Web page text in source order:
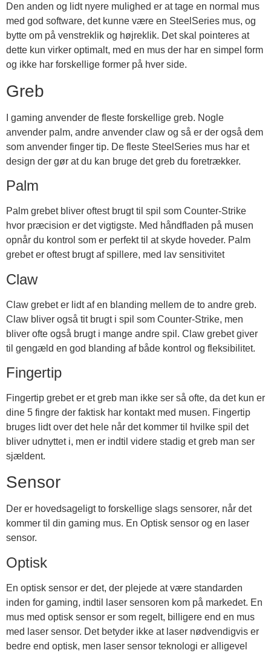
Den anden og lidt nyere mulighed er at tage en normal mus
med god software, det kunne være en SteelSeries mus, og
bytte om på venstreklik og højreklik. Det skal pointeres at
dette kun virker optimalt, med en mus der har en simpel form
og ikke har forskellige former på hver side.
Greb
I gaming anvender de fleste forskellige greb. Nogle
anvender palm, andre anvender claw og så er der også dem
som anvender finger tip. De fleste SteelSeries mus har et
design der gør at du kan bruge det greb du foretrækker.
Palm
Palm grebet bliver oftest brugt til spil som Counter-Strike
hvor præcision er det vigtigste. Med håndfladen på musen
opnår du kontrol som er perfekt til at skyde hoveder. Palm
grebet er oftest brugt af spillere, med lav sensitivitet
Claw
Claw grebet er lidt af en blanding mellem de to andre greb.
Claw bliver også tit brugt i spil som Counter-Strike, men
bliver ofte også brugt i mange andre spil. Claw grebet giver
til gengæld en god blanding af både kontrol og fleksibilitet.
Fingertip
Fingertip grebet er et greb man ikke ser så ofte, da det kun er
dine 5 fingre der faktisk har kontakt med musen. Fingertip
bruges lidt over det hele når det kommer til hvilke spil det
bliver udnyttet i, men er indtil videre stadig et greb man ser
sjældent.
Sensor
Der er hovedsageligt to forskellige slags sensorer, når det
kommer til din gaming mus. En Optisk sensor og en laser
sensor.
Optisk
En optisk sensor er det, der plejede at være standarden
inden for gaming, indtil laser sensoren kom på markedet. En
mus med optisk sensor er som regelt, billigere end en mus
med laser sensor. Det betyder ikke at laser nødvendigvis er
bedre end optisk, men laser sensor teknologi er alligevel